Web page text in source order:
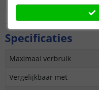
Specificaties
Maximaal verbruik
Vergelijkbaar met